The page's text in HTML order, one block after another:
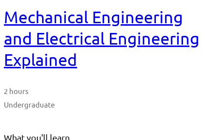
Mechanical Engineering
and Electrical Engineering
Explained
2 hours
Undergraduate
What you'll learn